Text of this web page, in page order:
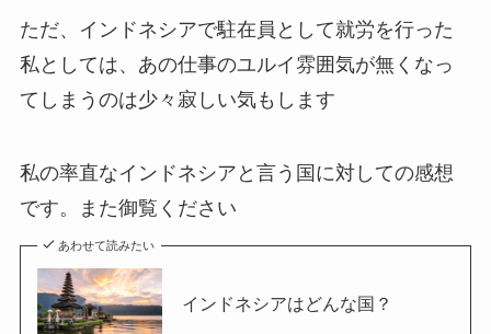
ただ、インドネシアで駐在員として就労を行った
私としては、あの仕事のユルイ雰囲気が無くなっ
てしまうのは少々寂しい気もします
私の率直なインドネシアと言う国に対しての感想
です。また御覧ください
あわせて読みたい
インドネシアはどんな国？